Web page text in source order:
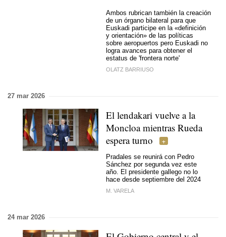
Ambos rubrican también la creación
de un órgano bilateral para que
Euskadi participe en la «definición
y orientación» de las políticas
sobre aeropuertos pero Euskadi no
logra avances para obtener el
estatus de 'frontera norte'
OLATZ BARRIUSO
27 mar 2026
El lendakari vuelve a la
Moncloa mientras Rueda
espera turno
Pradales se reunirá con Pedro
Sánchez por segunda vez este
año. El presidente gallego no lo
hace desde septiembre del 2024
M. VARELA
24 mar 2026